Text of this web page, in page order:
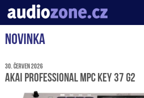
Server o digitálním zpracování zvuku
Novinka
30. červen 2026
Akai Professional MPC Key 37 G2